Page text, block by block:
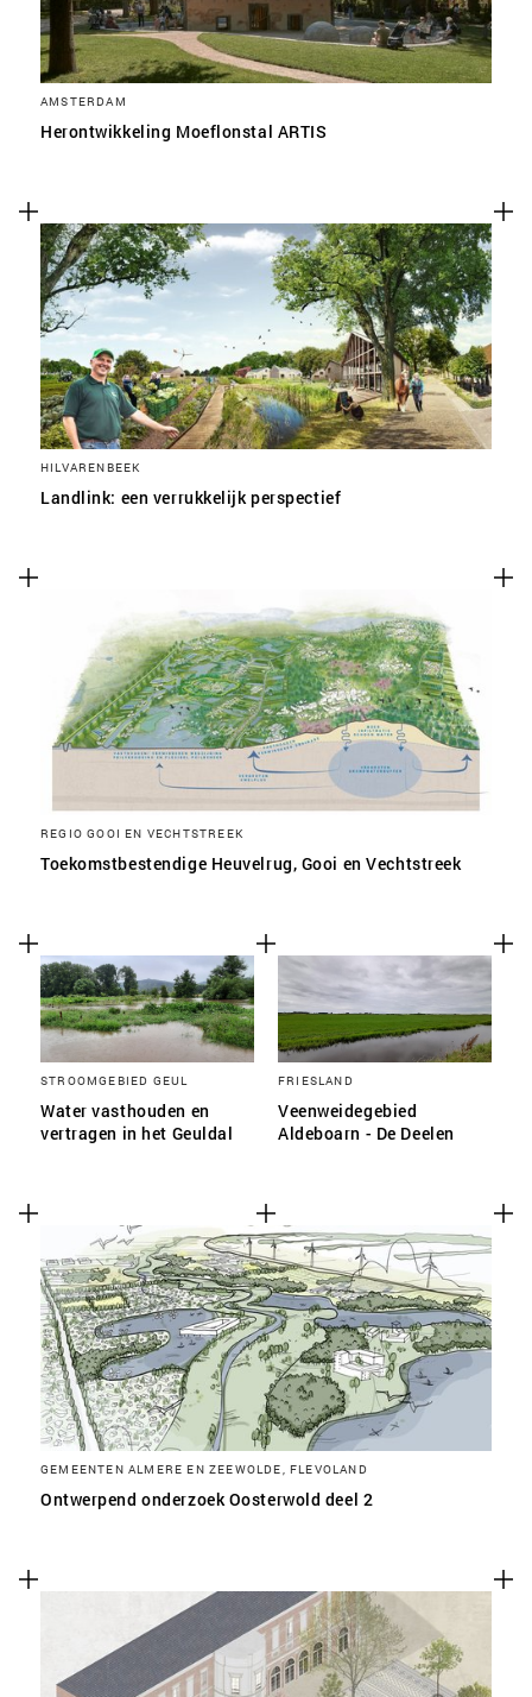
AMSTERDAM
Herontwikkeling Moeflonstal ARTIS
HILVARENBEEK
Landlink: een verrukkelijk perspectief
REGIO GOOI EN VECHTSTREEK
Toekomstbestendige Heuvelrug, Gooi en Vechtstreek
STROOMGEBIED GEUL
Water vasthouden en
vertragen in het Geuldal
FRIESLAND
Veenweidegebied
Aldeboarn - De Deelen
GEMEENTEN ALMERE EN ZEEWOLDE, FLEVOLAND
Ontwerpend onderzoek Oosterwold deel 2